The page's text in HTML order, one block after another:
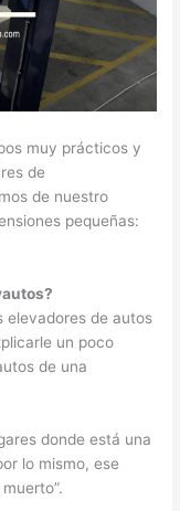
muy prácticos y
de
de nuestro
pequeñas:
elevadores de autos
un poco
de una
donde está una
lo mismo, ese